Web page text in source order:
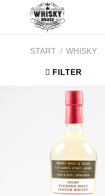
START / WHISKY
FILTER